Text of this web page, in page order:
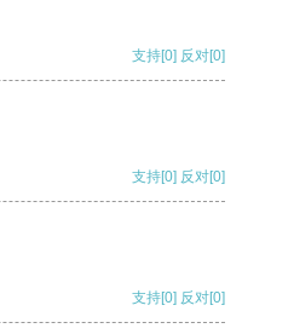
支持[0] 反对[0]
支持[0] 反对[0]
支持[0] 反对[0]